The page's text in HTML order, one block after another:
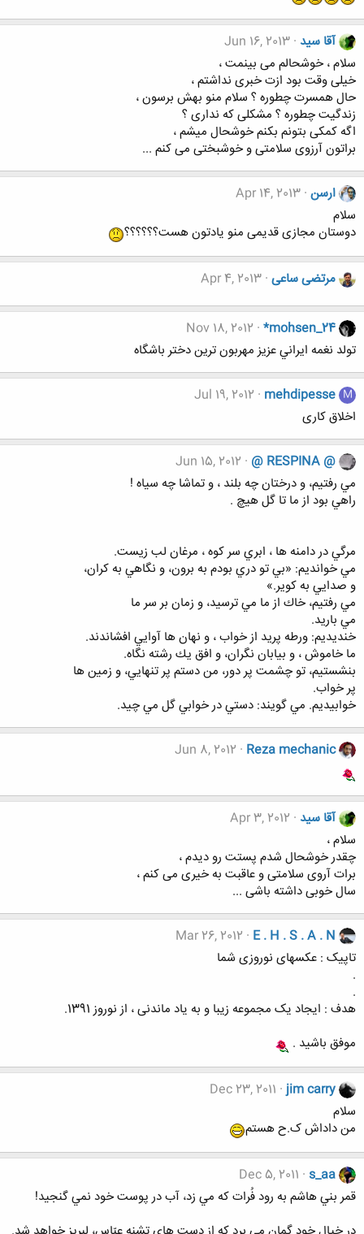
آقا سید Jun 16, 2013
سلام ، خوشحالم می بینمت ،
خیلی وقت بود ازت خبری نداشتم ،
حال همسرت چطوره ؟ سلام منو بهش برسون ،
زندگیت چطوره ؟ مشکلی که نداری ؟
اگه کمکی بتونم بکنم خوشحال میشم ،
براتون آرزوی سلامتی و خوشبختی می کنم ...
ارسن Apr 14, 2013
سلام
دوستان مجازی قدیمی منو یادتون هست؟؟؟؟؟؟
مرتضی ساعی Apr 4, 2013
*mohsen_24
Nov 18, 2012
تولد نغمه ايراني عزيز مهربون ترين دختر باشگاه
M
mehdipesse
Jul 19, 2012
اخلاق کاری
@ RESPINA @
Jun 15, 2012
مي رفتيم‌، و درختان چه بلند ، و تماشا چه سياه !
راهي بود از ما تا گل هيچ .
مرگي در دامنه ها ، ابري سر كوه ، مرغان لب زيست‌.
مي خوانديم: «بي تو دري بودم به برون‌، و نگاهي به كران‌،
و صدايي به كوير.»
مي رفتيم‌، خاك از ما مي ترسيد، و زمان بر سر ما
مي باريد.
خنديديم‌: ورطه پريد از خواب ، و نهان ها آوايي افشاندند.
ما خاموش ، و بيابان نگران‌، و افق يك رشته نگاه‌.
بنشستيم‌، تو چشمت پر دور، من دستم پر تنهايي‌، و زمين ها
پر خواب‌.
خوابيديم‌. مي گويند: دستي در خوابي گل مي چيد.
Reza mechanic
Jun 8, 2012
آقا سید Apr 3, 2012
سلام ،
چقدر خوشحال شدم پستت رو دیدم ،
برات آروی سلامتی و عاقبت به خیری می کنم ،
سال خوبی داشته باشی ...
E . H . S . A . N
Mar 26, 2012
تاپیک : عکسهای نوروزی شما
.
.
هدف : ایجاد یک مجموعه زیبا و به یاد ماندنی ، از نوروز 1391.
موفق باشید .
jim carry
Dec 23, 2011
سلام
من داداش ک.ح هستم
s_aa
Dec 5, 2011
قمر بني هاشم به رود فُرات كه مي زد، آب در پوست خود نمي گنجيد!